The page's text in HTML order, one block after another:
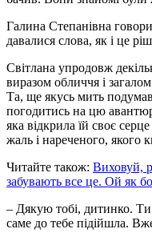
Галина Степанівна
давалися слова, як і це
Світлана упродовж
виразом обличчя і
Та, ще якусь мить
погодитись на цю
яка відкрила їй своє
жаль і нареченого, якого
Читайте також: Виховуй,
забувають все це. Ой як
– Дякую тобі, дитинко.
саме до тебе підійшла.